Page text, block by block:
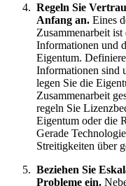
Regeln Sie
Anfang an. Eines
Zusammenarbeit
Informationen und
Eigentum.
Informationen sind
legen Sie die
Zusammenarbeit
regeln Sie
Eigentum oder die
Gerade
Streitigkeiten über
Beziehen Sie
Probleme ein.